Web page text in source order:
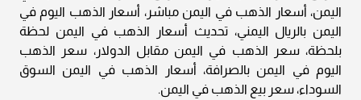
اليمن، أسعار الذهب في اليمن مباشر، أسعار الذهب اليوم في
اليمن بالريال اليمني، تحديث أسعار الذهب في اليمن لحظة
بلحظة، سعر الذهب في اليمن مقابل الدولار، سعر الذهب
اليوم في اليمن بالصرافة، أسعار الذهب في اليمن السوق
السوداء، سعر بيع الذهب في اليمن.